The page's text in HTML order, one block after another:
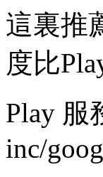
這裏推
度比
Play 服
inc/